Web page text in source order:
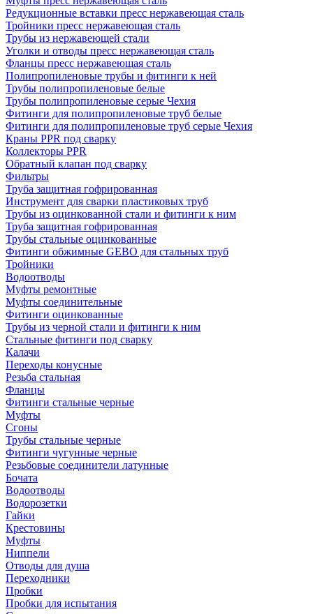
Редукционные вставки пресс нержавеющая сталь
Тройники пресс нержавеющая сталь
Трубы из нержавеющей стали
Уголки и отводы пресс нержавеющая сталь
Фланцы пресс нержавеющая сталь
Полипропиленовые трубы и фитинги к ней
Трубы полипропиленовые белые
Трубы полипропиленовые серые Чехия
Фитинги для полипропиленовые труб белые
Фитинги для полипропиленовые труб серые Чехия
Краны PPR под сварку
Коллекторы PPR
Обратный клапан под сварку
Фильтры
Труба защитная гофрированная
Инструмент для сварки пластиковых труб
Трубы из оцинкованной стали и фитинги к ним
Труба защитная гофрированная
Трубы стальные оцинкованные
Фитинги обжимные GEBO для стальных труб
Тройники
Водоотводы
Муфты ремонтные
Муфты соединительные
Фитинги оцинкованные
Трубы из черной стали и фитинги к ним
Стальные фитинги под сварку
Калачи
Переходы конусные
Резьба стальная
Фланцы
Фитинги стальные черные
Муфты
Сгоны
Трубы стальные черные
Фитинги чугунные черные
Резьбовые соединители латунные
Бочата
Водоотводы
Водорозетки
Гайки
Крестовины
Муфты
Ниппели
Отводы для душа
Переходники
Пробки
Пробки для испытания